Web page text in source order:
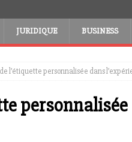
JURIDIQUE BUSINESS
l’étiquette personnalisée dans